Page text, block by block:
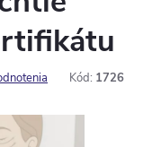
Kód: 1726